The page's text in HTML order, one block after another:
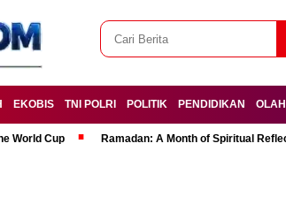
EKOBIS TNI POLRI POLITIK PENDIDIKAN
World Cup Ramadan: A Month of Spiritual